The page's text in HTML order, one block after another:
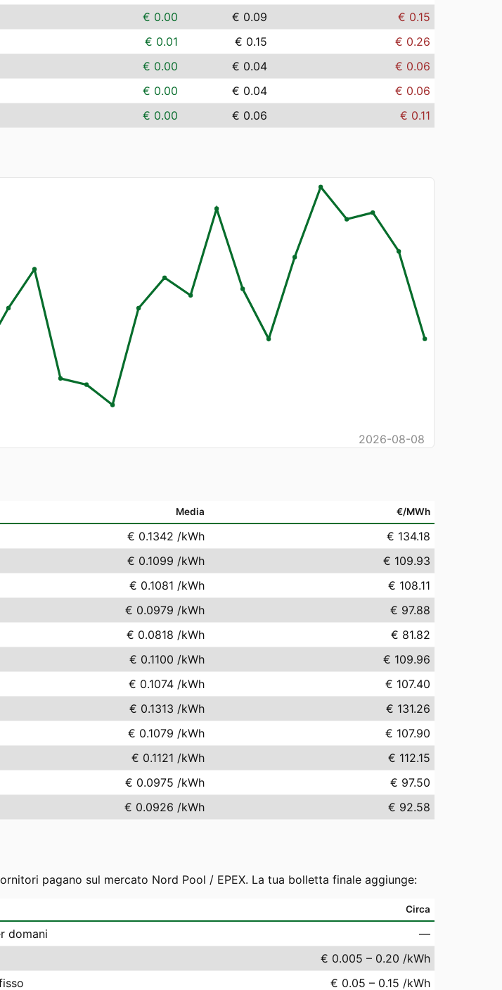
€ 0.00 € 0.09
€ 0.15
€ 0.01 € 0.15
€ 0.26
€ 0.00 € 0.04
€ 0.06
€ 0.00 € 0.04
€ 0.06
€ 0.00 € 0.06 € 0.11
2026-08-08
Media €/MWh
€ 0.1342 /kWh
€ 134.18
€ 0.1099 /kWh
€ 109.93
€ 0.1081 /kWh
€ 108.11
€ 0.0979 /kWh
€ 97.88
€ 0.0818 /kWh
€ 81.82
€ 0.1100 /kWh
€ 109.96
€ 0.1074 /kWh
€ 107.40
€ 0.1313 /kWh
€ 131.26
€ 0.1079 /kWh
€ 107.90
€ 0.1121 /kWh
€ 112.15
€ 0.0975 /kWh
€ 97.50
€ 0.0926 /kWh € 92.58
pagano sul mercato Nord Pool / EPEX. La tua bolletta finale aggiunge:
Circa
domani
—
€ 0.005 – 0.20 /kWh
€ 0.05 – 0.15 /kWh